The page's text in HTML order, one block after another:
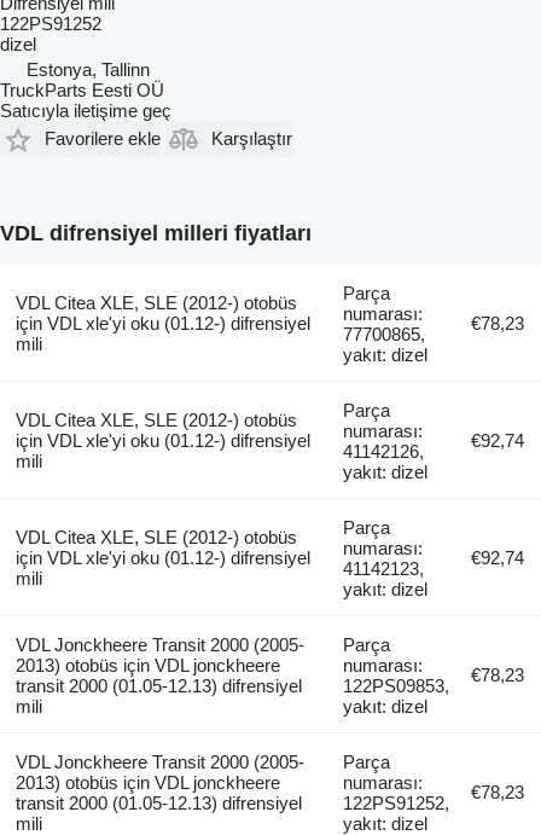
122PS91252
dizel
Estonya, Tallinn
TruckParts Eesti OÜ
Satıcıyla iletişime geç
Favorilere ekle
Karşılaştır
VDL difrensiyel milleri fiyatları
VDL Citea XLE, SLE (2012-) otobüs
için VDL xle'yi oku (01.12-) difrensiyel
mili
Parça
numarası:
77700865,
yakıt: dizel
€78,23
VDL Citea XLE, SLE (2012-) otobüs
için VDL xle'yi oku (01.12-) difrensiyel
mili
Parça
numarası:
41142126,
yakıt: dizel
€92,74
VDL Citea XLE, SLE (2012-) otobüs
için VDL xle'yi oku (01.12-) difrensiyel
mili
Parça
numarası:
41142123,
yakıt: dizel
€92,74
VDL Jonckheere Transit 2000 (2005-
2013) otobüs için VDL jonckheere
transit 2000 (01.05-12.13) difrensiyel
mili
Parça
numarası:
122PS09853,
yakıt: dizel
€78,23
VDL Jonckheere Transit 2000 (2005-
2013) otobüs için VDL jonckheere
transit 2000 (01.05-12.13) difrensiyel
mili
Parça
numarası:
122PS91252,
yakıt: dizel
€78,23